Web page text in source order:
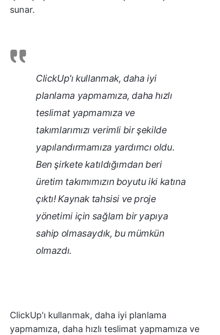
sunar.
ClickUp'ı kullanmak, daha iyi
planlama yapmamıza, daha hızlı
teslimat yapmamıza ve
takımlarımızı verimli bir şekilde
yapılandırmamıza yardımcı oldu.
Ben şirkete katıldığımdan beri
üretim takımımızın boyutu iki katına
çıktı! Kaynak tahsisi ve proje
yönetimi için sağlam bir yapıya
sahip olmasaydık, bu mümkün
olmazdı.
ClickUp'ı kullanmak, daha iyi planlama
yapmamıza, daha hızlı teslimat yapmamıza ve